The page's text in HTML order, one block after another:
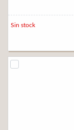
Sin stock